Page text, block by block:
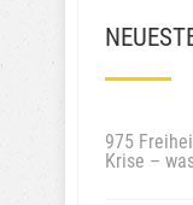
975
Krise –